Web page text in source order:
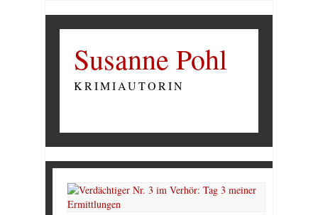
Susanne Pohl
KRIMIAUTORIN